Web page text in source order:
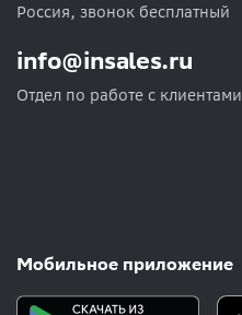
info@insales.ru
Отдел по работе с клиентами
Россия, звонок бесплатный
Мобильное приложение